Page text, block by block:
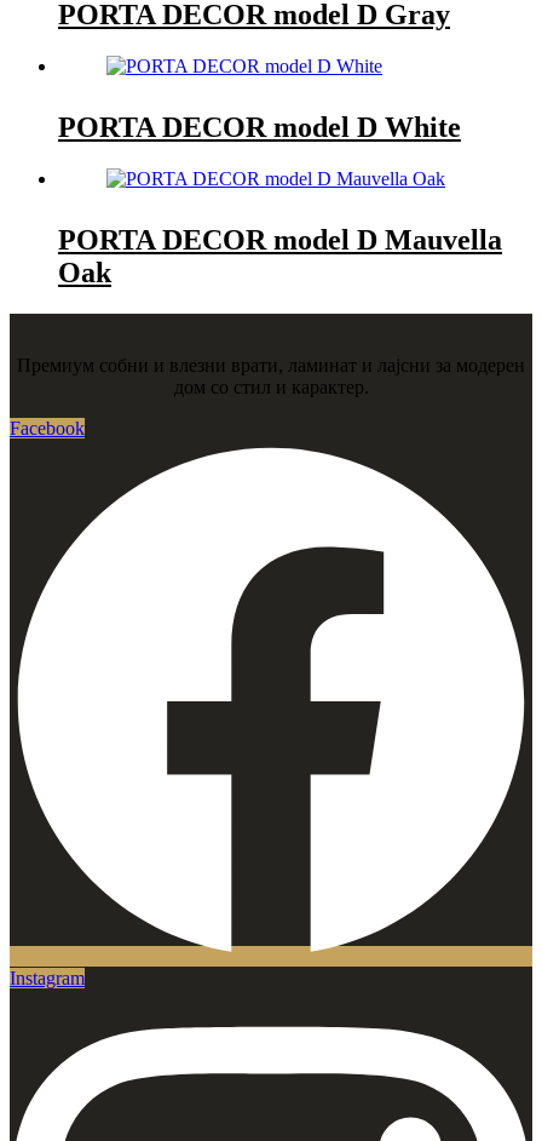
PORTA DECOR model D Gray
PORTA DECOR model D White
PORTA DECOR model D Mauvella
Oak
Премиум собни и влезни врати, ламинат и лајсни за модерен
дом со стил и карактер.
Facebook
Instagram